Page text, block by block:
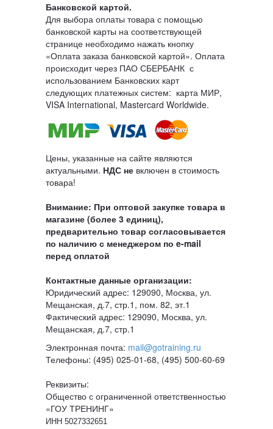
Банковской картой.
Для выбора оплаты товара с помощью
банковской карты на соответствующей
странице необходимо нажать кнопку
«Оплата заказа банковской картой». Оплата
происходит через ПАО СБЕРБАНК с
использованием Банковских карт
следующих платежных систем: карта МИР,
VISA International, Mastercard Worldwide.
Цены, указанные на сайте являются
актуальными. НДС не включен в стоимость
товара!
Внимание: При оптовой закупке товара в
магазине (более 3 единиц),
предварительно товар согласовывается
по наличию с менеджером по e-mail
перед оплатой
Контактные данные организации:
Юридический адрес: 129090, Москва, ул.
Мещанская, д.7, стр.1, пом. 82, эт.1
Фактический адрес: 129090, Москва, ул.
Мещанская, д.7, стр.1
Электронная почта: mail@gotraining.ru
Телефоны: (495) 025-01-68, (495) 500-60-69
Реквизиты:
Общество с ограниченной ответственностью
«ГОУ ТРЕНИНГ»
ИНН 5027332651